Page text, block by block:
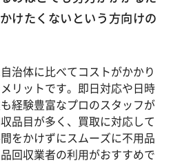
けたくないという方向けの
治体に比べてコストがかかり
リットです。即日対応や日時
経験豊富なプロのスタッフが
品目が多く、買取に対応して
をかけずにスムーズに不用品
回収業者の利用がおすすめで